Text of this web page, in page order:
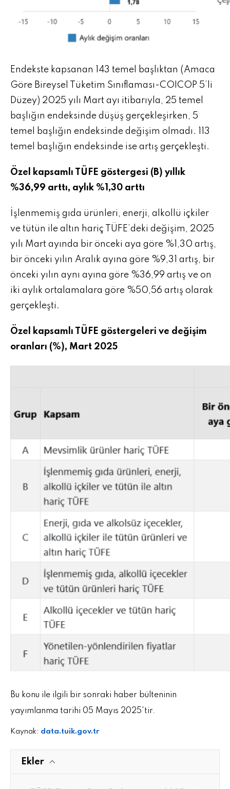
Endekste kapsanan 143 temel başlıktan (Amaca
Göre Bireysel Tüketim Sınıflaması-COICOP 5’li
Düzey) 2025 yılı Mart ayı itibarıyla, 25 temel
başlığın endeksinde düşüş gerçekleşirken, 5
temel başlığın endeksinde değişim olmadı. 113
temel başlığın endeksinde ise artış gerçekleşti.
Özel kapsamlı TÜFE göstergesi (B) yıllık
%36,99 arttı, aylık %1,30 arttı
İşlenmemiş gıda ürünleri, enerji, alkollü içkiler
ve tütün ile altın hariç TÜFE’deki değişim, 2025
yılı Mart ayında bir önceki aya göre %1,30 artış,
bir önceki yılın Aralık ayına göre %9,31 artış, bir
önceki yılın aynı ayına göre %36,99 artış ve on
iki aylık ortalamalara göre %50,56 artış olarak
gerçekleşti.
Özel kapsamlı TÜFE göstergeleri ve değişim
oranları (%), Mart 2025
Bu konu ile ilgili bir sonraki haber bülteninin
yayımlanma tarihi 05 Mayıs 2025'tir.
Kaynak: data.tuik.gov.tr
Ekler